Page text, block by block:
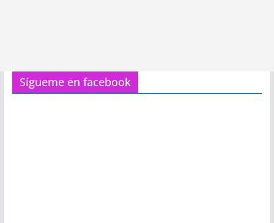
Sígueme en facebook